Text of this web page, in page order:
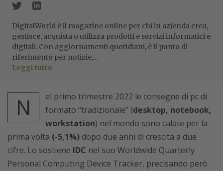
DigitalWorld è il magazine online per chi in azienda crea,
gestisce, acquista o utilizza prodotti e servizi informatici e
digitali. Con aggiornamenti quotidiani, è il punto di
riferimento per notizie,...
Leggi tutto
N
el primo trimestre 2022 le consegne di pc di
formato “tradizionale” (desktop, notebook,
workstation) nel mondo sono calate per la
prima volta (-5,1%) dopo due anni di crescita a due
cifre. Lo sostiene IDC nel suo Worldwide Quarterly
Personal Computing Device Tracker, precisando però